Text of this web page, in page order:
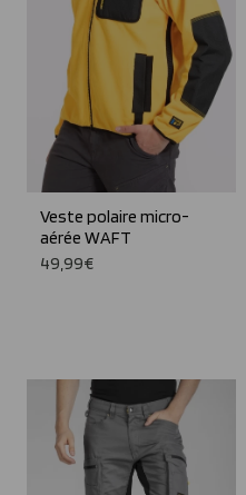
Veste polaire micro-
aérée WAFT
49,99€